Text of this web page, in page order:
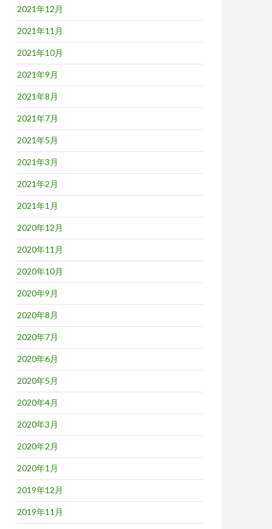
2021年12月
2021年11月
2021年10月
2021年9月
2021年8月
2021年7月
2021年5月
2021年3月
2021年2月
2021年1月
2020年12月
2020年11月
2020年10月
2020年9月
2020年8月
2020年7月
2020年6月
2020年5月
2020年4月
2020年3月
2020年2月
2020年1月
2019年12月
2019年11月